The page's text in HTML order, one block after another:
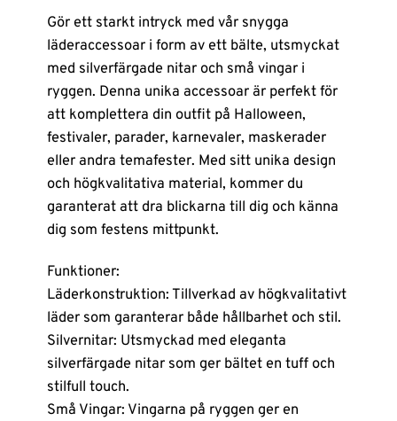
Gör ett starkt intryck med vår snygga
läderaccessoar i form av ett bälte, utsmyckat
med silverfärgade nitar och små vingar i
ryggen. Denna unika accessoar är perfekt för
att komplettera din outfit på Halloween,
festivaler, parader, karnevaler, maskerader
eller andra temafester. Med sitt unika design
och högkvalitativa material, kommer du
garanterat att dra blickarna till dig och känna
dig som festens mittpunkt.
Funktioner:
Läderkonstruktion: Tillverkad av högkvalitativt
läder som garanterar både hållbarhet och stil.
Silvernitar: Utsmyckad med eleganta
silverfärgade nitar som ger bältet en tuff och
stilfull touch.
Små Vingar: Vingarna på ryggen ger en